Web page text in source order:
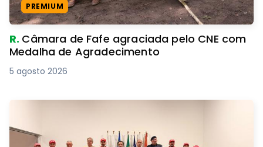
PREMIUM
R. Câmara de Fafe agraciada pelo CNE com
Medalha de Agradecimento
5 agosto 2026